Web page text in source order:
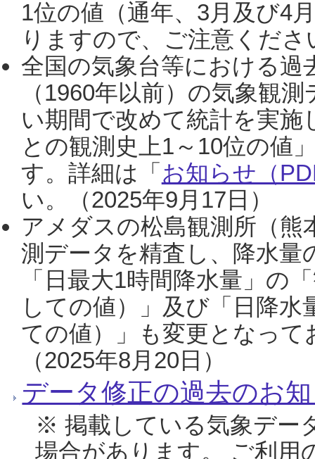
1位の値（通年、3月及び4
りますので、ご注意くだ
全国の気象台等における過
（1960年以前）の気象観
い期間で改めて統計を実
との観測史上1～10位の値
す。詳細は「 お知らせ（
い。（2025年9月17日）
アメダスの松島観測所（熊
測データを精査し、降水
「日最大1時間降水量」の
しての値）」及び「日降
ての値）」も変更となっ
（2025年8月20日）
データ修正の過去のお
※ 掲載している気象デー
場合があります。 ご利用